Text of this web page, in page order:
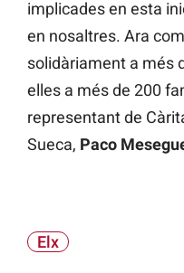
implicades en esta
en nosaltres. Ara
solidàriament a més
elles a més de 200
representant de
Sueca, Paco
Elx